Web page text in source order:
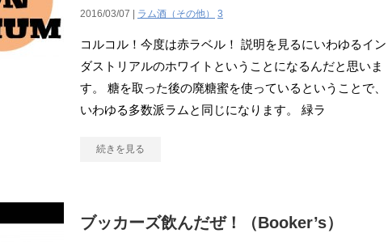
2016/03/07 | ラム酒（その他） 3
コルコル！今度は赤ラベル！ 説明を見るにいわゆるイン
ダストリアルのホワイトということになるんだと思いま
す。 糖を取った後の廃糖蜜を使っているということで、
いわゆる多数派ラムと同じになります。 緑ラ
続きを見る
ブッカーズ飲んだぜ！（Booker’s）